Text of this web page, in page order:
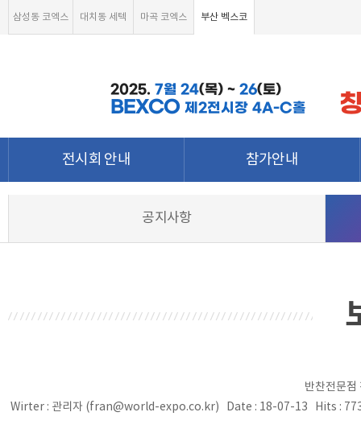
삼성동 코엑스 대치동 세텍 마곡 코엑스 부산 벡스코
2025. 7월 24(목) ~ 26(토)
BEXCO 제2전시장 4A-C홀
전시회 안내 참가안내
온라인 참가문의
공지사항
반찬전문점
Wirter : 관리자 (fran@world-expo.co.kr) Date : 18-07-13 Hits :